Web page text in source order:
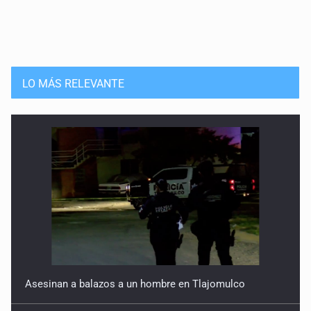
Educar para la compasión
22 de Abril de 2026
Rancho Izaguirre: la tierra sigue hablando
15 de Abril de 2026
El Siapa no cumple ni con su ley
25 de Marzo de 2026
Un Mundial con desafíos en Jalisco
18 de Marzo de 2026
Reclutados y desaparecidos, carne de cañón
LO MÁS RELEVANTE
Asesinan a balazos a un hombre en Tlajomulco